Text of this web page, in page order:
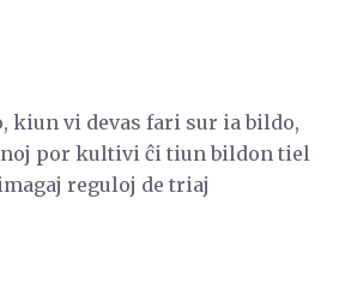
kiun vi devas fari sur ia bildo,
por kultivi ĉi tiun bildon tiel
reguloj de triaj